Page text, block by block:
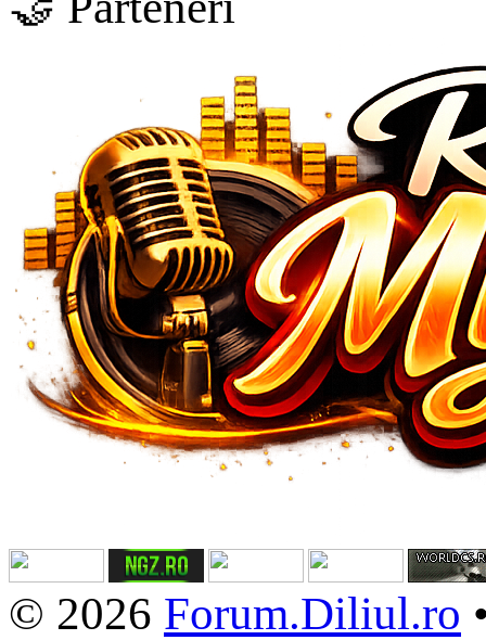
© 2026 Forum.Diliul.ro